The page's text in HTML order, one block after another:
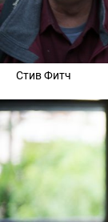
Стив Фитч